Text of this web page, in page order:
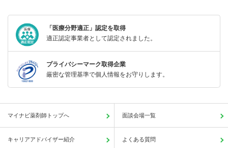
「医療分野適正」認定を取得
適正認定事業者として認定されました。
プライバシーマーク取得企業
厳密な管理基準で個人情報をお守りします。
マイナビ薬剤師トップへ 面談会場一覧
キャリアアドバイザー紹介 よくある質問